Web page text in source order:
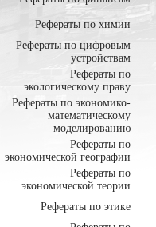
Рефераты по химии
Рефераты по цифровым
устройствам
Рефераты по
экологическому праву
Рефераты по экономико-
математическому
моделированию
Рефераты по
экономической географии
Рефераты по
экономической теории
Рефераты по этике